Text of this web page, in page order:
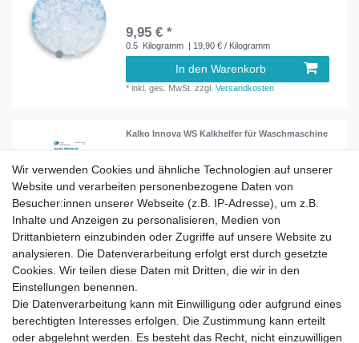
9,95 € *
0.5 Kilogramm | 19,90 € / Kilogramm
In den Warenkorb
*inkl. ges. MwSt. zzgl.Versandkosten
Kalko Innova WS Kalkhelfer für Waschmaschine
13,90 € *
In den Warenkorb
*inkl. ges. MwSt.zzgl. Versandkosten
Impressum Daten­schutz­erklärung AGB
Wir verwenden Cookies und ähnliche Technologien auf unserer
Website und verarbeiten personenbezogene Daten von
Besucher:innen unserer Webseite (z.B. IP-Adresse), um z.B.
Inhalte und Anzeigen zu personalisieren, Medien von
Drittanbietern einzubinden oder Zugriffe auf unsere Website zu
analysieren. Die Datenverarbeitung erfolgt erst durch gesetzte
Cookies. Wir teilen diese Daten mit Dritten, die wir in den
Einstellungen benennen.
Die Datenverarbeitung kann mit Einwilligung oder aufgrund eines
berechtigten Interesses erfolgen. Die Zustimmung kann erteilt
oder abgelehnt werden. Es besteht das Recht, nicht einzuwilligen